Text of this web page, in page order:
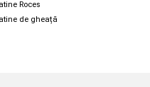
Roces
de gheață